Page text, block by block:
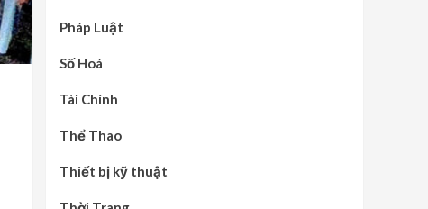
Pháp Luật
Số Hoá
Tài Chính
Thể Thao
Thiết bị kỹ thuật